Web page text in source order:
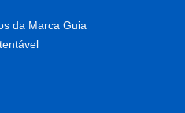
da Marca Guia